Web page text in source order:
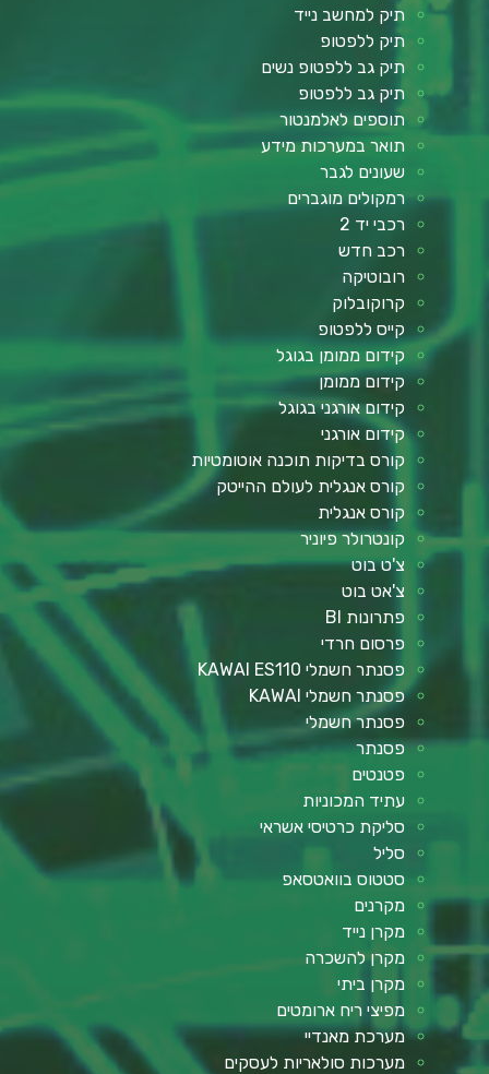
תיק למחשב נייד
תיק ללפטופ
תיק גב ללפטופ נשים
תיק גב ללפטופ
תוספים לאלמנטור
תואר במערכות מידע
שעונים לגבר
רמקולים מוגברים
רכבי יד 2
רכב חדש
רובוטיקה
קרוקובלוק
קייס ללפטופ
קידום ממומן בגוגל
קידום ממומן
קידום אורגני בגוגל
קידום אורגני
קורס בדיקות תוכנה אוטומטיות
קורס אנגלית לעולם ההייטק
קורס אנגלית
קונטרולר פיוניר
צ'ט בוט
צ'אט בוט
פתרונות BI
פרסום חרדי
פסנתר חשמלי KAWAI ES110
פסנתר חשמלי KAWAI
פסנתר חשמלי
פסנתר
פטנטים
עתיד המכוניות
סליקת כרטיסי אשראי
סליל
סטטוס בוואטסאפ
מקרנים
מקרן נייד
מקרן להשכרה
מקרן ביתי
מפיצי ריח ארומטים
מערכת מאנדיי
מערכות סולאריות לעסקים